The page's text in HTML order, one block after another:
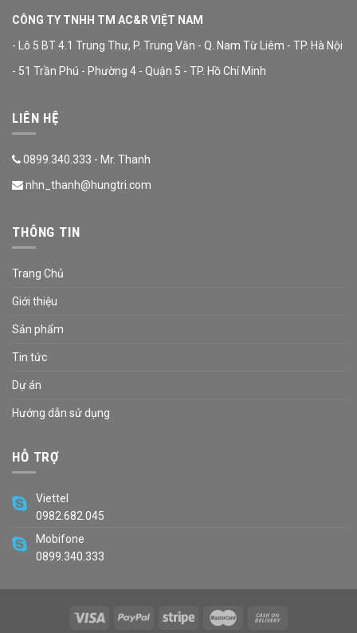
CÔNG TY TNHH TM AC&R VIỆT NAM
- Lô 5 BT 4.1 Trung Thư, P. Trung Văn - Q. Nam Từ Liêm - TP. Hà Nội
- 51 Trần Phú - Phường 4 - Quận 5 - TP. Hồ Chí Minh
LIÊN HỆ
0899.340.333 - Mr. Thanh
nhn_thanh@hungtri.com
THÔNG TIN
Trang Chủ
Giới thiệu
Sản phẩm
Tin tức
Dự án
Hướng dẫn sử dụng
HỖ TRỢ
Viettel
0982.682.045
Mobifone
0899.340.333